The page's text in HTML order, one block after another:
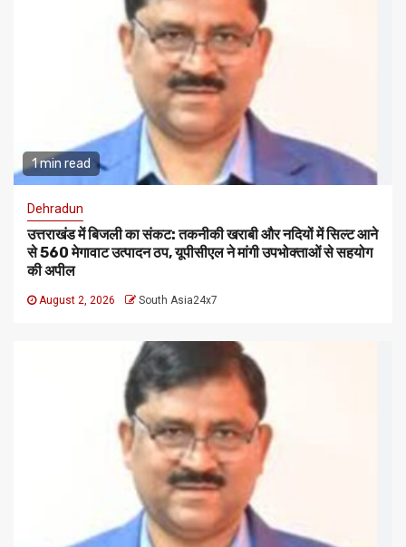
1 min read
Dehradun
उत्तराखंड में बिजली का संकट: तकनीकी खराबी और नदियों में सिल्ट आने
से 560 मेगावाट उत्पादन ठप, यूपीसीएल ने मांगी उपभोक्ताओं से सहयोग
की अपील
August 2, 2026 South Asia24x7